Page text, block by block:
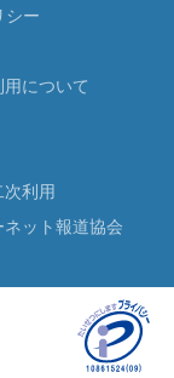
シー
について
次利用
ネット報道協会